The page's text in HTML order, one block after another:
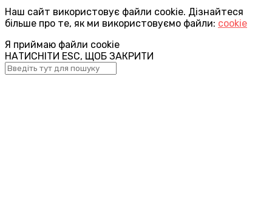
Наш сайт використовує файли cookie. Дізнайтеся
більше про те, як ми використовуємо файли: cookie
Я приймаю файли cookie
НАТИСНІТИ ESC, ЩОБ ЗАКРИТИ